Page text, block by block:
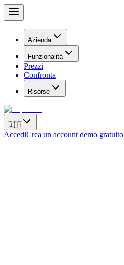
Azienda
Funzionalità
Prezzi
Confronta
Risorse
🇮🇹
AccediCrea un account demo gratuito